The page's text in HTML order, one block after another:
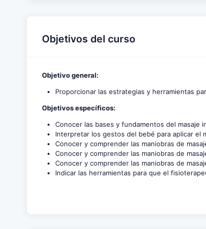
Objetivos del curso
Objetivo general:
Proporcionar las estrategias y herramientas
Objetivos específicos:
Conocer las bases y fundamentos del masaje
Interpretar los gestos del bebé para aplicar el
Conocer y comprender las maniobras de
Conocer y comprender las maniobras de
Conocer y comprender las maniobras de
Indicar las herramientas para que el